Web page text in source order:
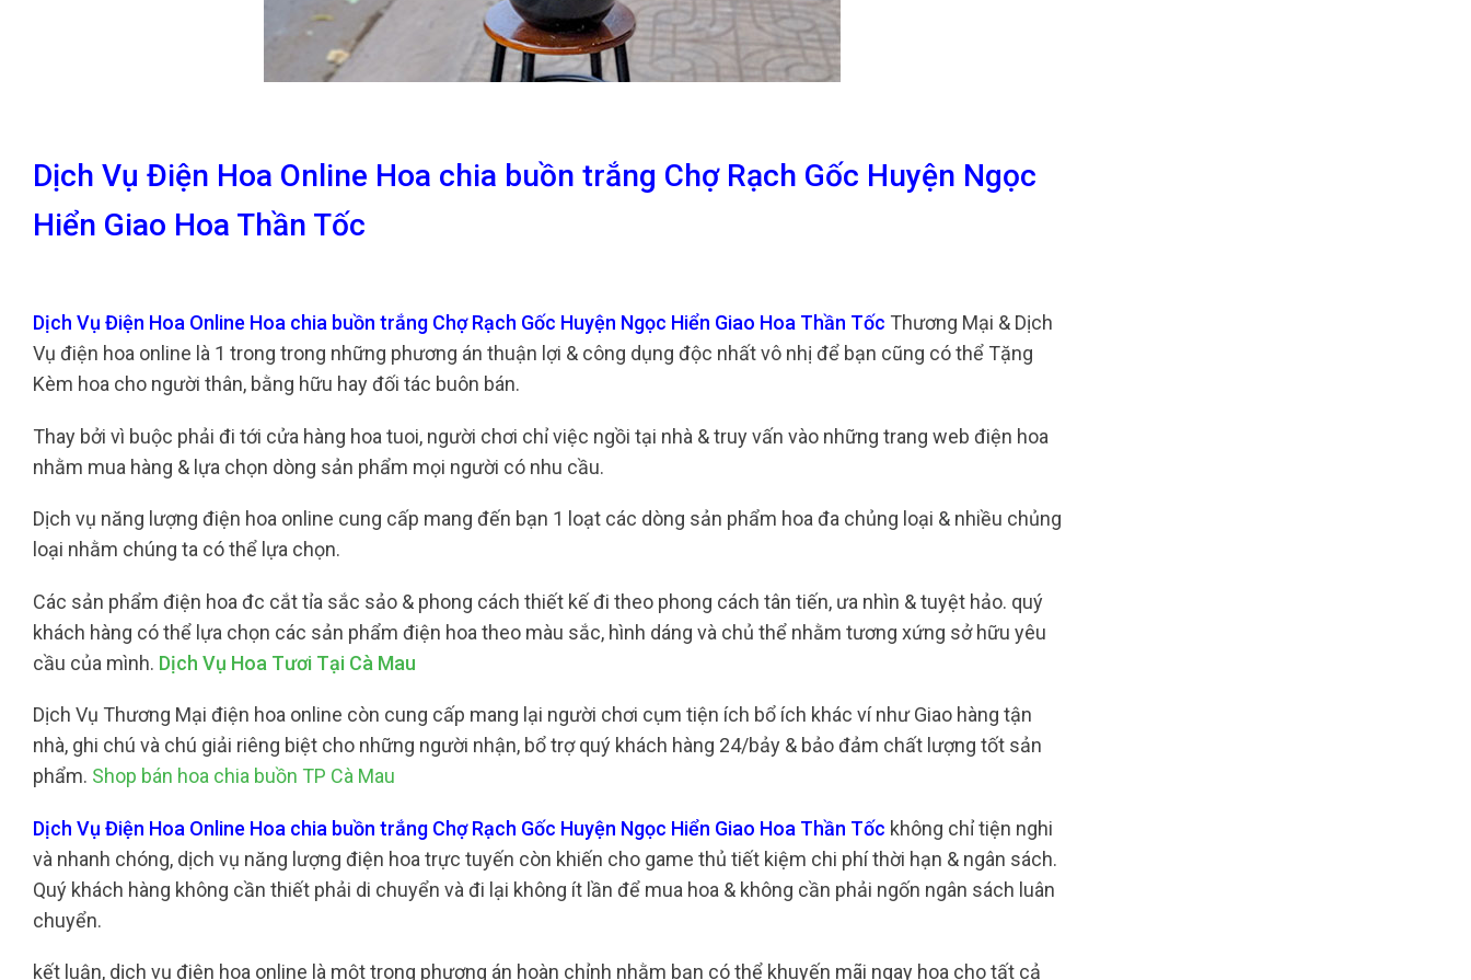
Dịch Vụ Điện Hoa Online Hoa chia buồn trắng Chợ Rạch Gốc Huyện Ngọc
Hiển Giao Hoa Thần Tốc
Dịch Vụ Điện Hoa Online Hoa chia buồn trắng Chợ Rạch Gốc Huyện Ngọc Hiển Giao Hoa Thần Tốc Thương Mại & Dịch
Vụ điện hoa online là 1 trong trong những phương án thuận lợi & công dụng độc nhất vô nhị để bạn cũng có thể Tặng
Kèm hoa cho người thân, bằng hữu hay đối tác buôn bán.
Thay bởi vì buộc phải đi tới cửa hàng hoa tuoi, người chơi chỉ việc ngồi tại nhà & truy vấn vào những trang web điện hoa
nhằm mua hàng & lựa chọn dòng sản phẩm mọi người có nhu cầu.
Dịch vụ năng lượng điện hoa online cung cấp mang đến bạn 1 loạt các dòng sản phẩm hoa đa chủng loại & nhiều chủng
loại nhằm chúng ta có thể lựa chọn.
Các sản phẩm điện hoa đc cắt tỉa sắc sảo & phong cách thiết kế đi theo phong cách tân tiến, ưa nhìn & tuyệt hảo. quý
khách hàng có thể lựa chọn các sản phẩm điện hoa theo màu sắc, hình dáng và chủ thể nhằm tương xứng sở hữu yêu
cầu của mình. Dịch Vụ Hoa Tươi Tại Cà Mau
Dịch Vụ Thương Mại điện hoa online còn cung cấp mang lại người chơi cụm tiện ích bổ ích khác ví như Giao hàng tận
nhà, ghi chú và chú giải riêng biệt cho những người nhận, bổ trợ quý khách hàng 24/bảy & bảo đảm chất lượng tốt sản
phẩm. Shop bán hoa chia buồn TP Cà Mau
Dịch Vụ Điện Hoa Online Hoa chia buồn trắng Chợ Rạch Gốc Huyện Ngọc Hiển Giao Hoa Thần Tốc không chỉ tiện nghi
và nhanh chóng, dịch vụ năng lượng điện hoa trực tuyến còn khiến cho game thủ tiết kiệm chi phí thời hạn & ngân sách.
Quý khách hàng không cần thiết phải di chuyển và đi lại không ít lần để mua hoa & không cần phải ngốn ngân sách luân
chuyển.
kết luận, dịch vụ điện hoa online là một trong phương án hoàn chỉnh nhằm bạn có thể khuyến mãi ngay hoa cho tất cả